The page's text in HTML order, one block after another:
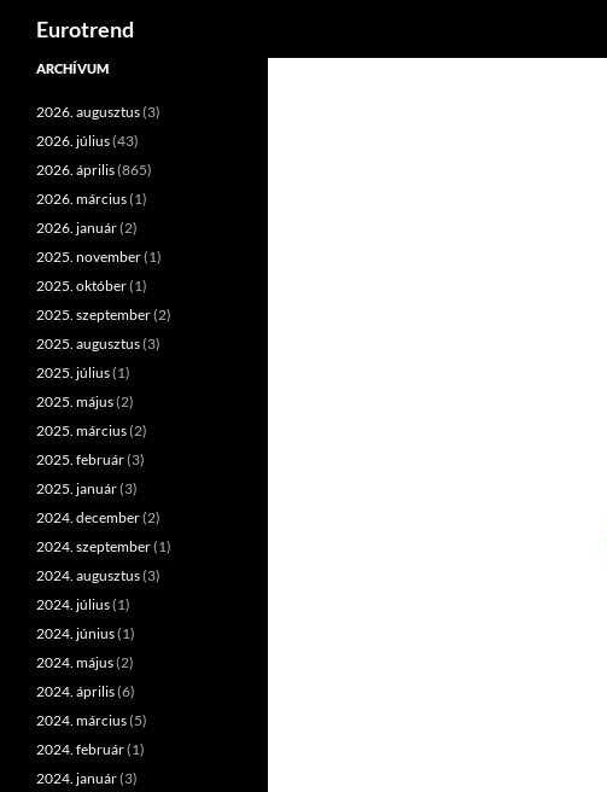
Kilépés
Eurotrend
ARCHÍVUM
2026. augusztus(3)
2026. július(43)
2026. április(865)
2026. március(1)
2026. január(2)
2025. november(1)
2025. október(1)
2025. szeptember(2)
2025. augusztus(3)
2025. július(1)
2025. május(2)
2025. március(2)
2025. február(3)
2025. január(3)
2024. december(2)
2024. szeptember(1)
2024. augusztus(3)
2024. július(1)
2024. június(1)
2024. május(2)
2024. április(6)
2024. március(5)
2024. február(1)
2024. január(3)